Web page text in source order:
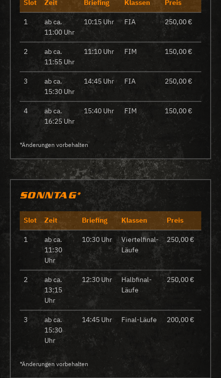
Slot Zeit Briefing Klassen Preis
1
ab ca.
11:00 Uhr
10:15 Uhr FIA 250,00 €
2
ab ca.
11:55 Uhr
11:10 Uhr FIM 150,00 €
3
ab ca.
15:30 Uhr
14:45 Uhr FIA 250,00 €
4
ab ca.
16:25 Uhr
15:40 Uhr FIM 150,00 €
*Änderungen vorbehalten
SONNTAG*
Slot Zeit Briefing Klassen Preis
1
ab ca.
11:30
Uhr
10:30 Uhr
Viertelfinal-
Läufe
250,00 €
2
ab ca.
13:15
Uhr
12:30 Uhr
Halbfinal-
Läufe
250,00 €
3
ab ca.
15:30
Uhr
14:45 Uhr Final-Läufe 200,00 €
*Änderungen vorbehalten